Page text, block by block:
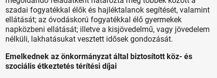
szadai fogyatékkal élők és hajléktalanok segítését, valamint
ellátását; az óvodáskorú fogyatékkal élő gyermekek
napközbeni ellátását; illetve a kisjövedelmű, vagy jövedelem
nélküli, lakhatásukat vesztett idősek gondozását.
Emelkednek az önkormányzat által biztosított köz- és
szociális étkeztetés térítési díjai